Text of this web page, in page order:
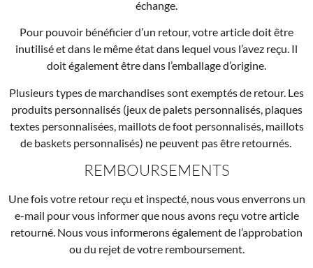
échange.
Pour pouvoir bénéficier d’un retour, votre article doit être
inutilisé et dans le même état dans lequel vous l’avez reçu. Il
doit également être dans l’emballage d’origine.
Plusieurs types de marchandises sont exemptés de retour. Les
produits personnalisés (jeux de palets personnalisés, plaques
textes personnalisées, maillots de foot personnalisés, maillots
de baskets personnalisés) ne peuvent pas être retournés.
REMBOURSEMENTS
Une fois votre retour reçu et inspecté, nous vous enverrons un
e-mail pour vous informer que nous avons reçu votre article
retourné. Nous vous informerons également de l’approbation
ou du rejet de votre remboursement.